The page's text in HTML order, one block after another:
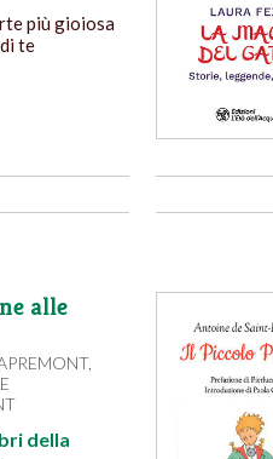
più gioiosa
te
alle
,
della